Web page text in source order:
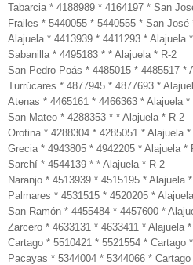
Tabarcia * 4188989 * 4164197 * San
Frailes * 5440055 * 5440555 * San José
Alajuela * 4413939 * 4411293 * Alajuela
Sabanilla * 4495183 * * Alajuela * R-2
San Pedro Poás * 4485015 * 4485517 *
Turrúcares * 4877945 * 4877693 *
Atenas * 4465161 * 4466363 * Alajuela *
San Mateo * 4288353 * * Alajuela * R-2
Orotina * 4288304 * 4285051 * Alajuela *
Grecia * 4943805 * 4942205 * Alajuela *
Sarchí * 4544139 * * Alajuela * R-2
Naranjo * 4513939 * 4515195 * Alajuela
Palmares * 4531515 * 4520205 *
San Ramón * 4455484 * 4457600 *
Zarcero * 4633131 * 4633411 * Alajuela
Cartago * 5510421 * 5521554 * Cartago
Pacayas * 5344004 * 5344066 *